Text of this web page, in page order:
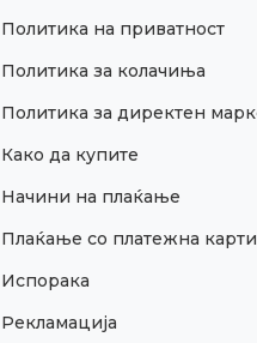
Политика на приватност
Политика за колачиња
Политика за директен
Како да купите
Начини на плаќање
Плаќање со платежна
Испорака
Рекламација